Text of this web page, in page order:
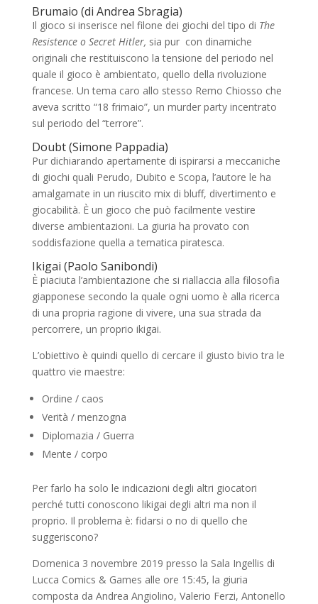
Brumaio (di Andrea Sbragia)
Il gioco si inserisce nel filone dei giochi del tipo di The
Resistence o Secret Hitler, sia pur con dinamiche
originali che restituiscono la tensione del periodo nel
quale il gioco è ambientato, quello della rivoluzione
francese. Un tema caro allo stesso Remo Chiosso che
aveva scritto “18 frimaio”, un murder party incentrato
sul periodo del “terrore”.
Doubt (Simone Pappadia)
Pur dichiarando apertamente di ispirarsi a meccaniche
di giochi quali Perudo, Dubito e Scopa, l’autore le ha
amalgamate in un riuscito mix di bluff, divertimento e
giocabilità. È un gioco che può facilmente vestire
diverse ambientazioni. La giuria ha provato con
soddisfazione quella a tematica piratesca.
Ikigai (Paolo Sanibondi)
È piaciuta l’ambientazione che si riallaccia alla filosofia
giapponese secondo la quale ogni uomo è alla ricerca
di una propria ragione di vivere, una sua strada da
percorrere, un proprio ikigai.
L’obiettivo è quindi quello di cercare il giusto bivio tra le
quattro vie maestre:
Ordine / caos
Verità / menzogna
Diplomazia / Guerra
Mente / corpo
Per farlo ha solo le indicazioni degli altri giocatori
perché tutti conoscono likigai degli altri ma non il
proprio. Il problema è: fidarsi o no di quello che
suggeriscono?
Domenica 3 novembre 2019 presso la Sala Ingellis di
Lucca Comics & Games alle ore 15:45, la giuria
composta da Andrea Angiolino, Valerio Ferzi, Antonello